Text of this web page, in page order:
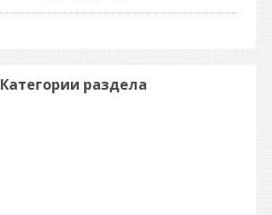
Категории раздела